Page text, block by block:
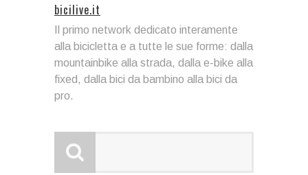
bicilive.it
Il primo network dedicato interamente
alla bicicletta e a tutte le sue forme: dalla
mountainbike alla strada, dalla e-bike alla
fixed, dalla bici da bambino alla bici da
pro.